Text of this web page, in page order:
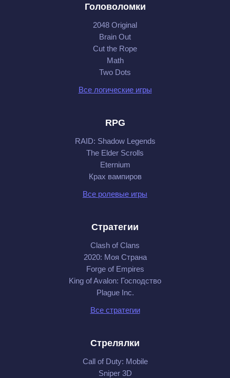
Головоломки
2048 Original
Brain Out
Cut the Rope
Math
Two Dots
Все логические игры
RPG
RAID: Shadow Legends
The Elder Scrolls
Eternium
Крах вампиров
Все ролевые игры
Стратегии
Clash of Clans
2020: Моя Cтрана
Forge of Empires
King of Avalon: Господство
Plague Inc.
Все стратегии
Стрелялки
Call of Duty: Mobile
Sniper 3D